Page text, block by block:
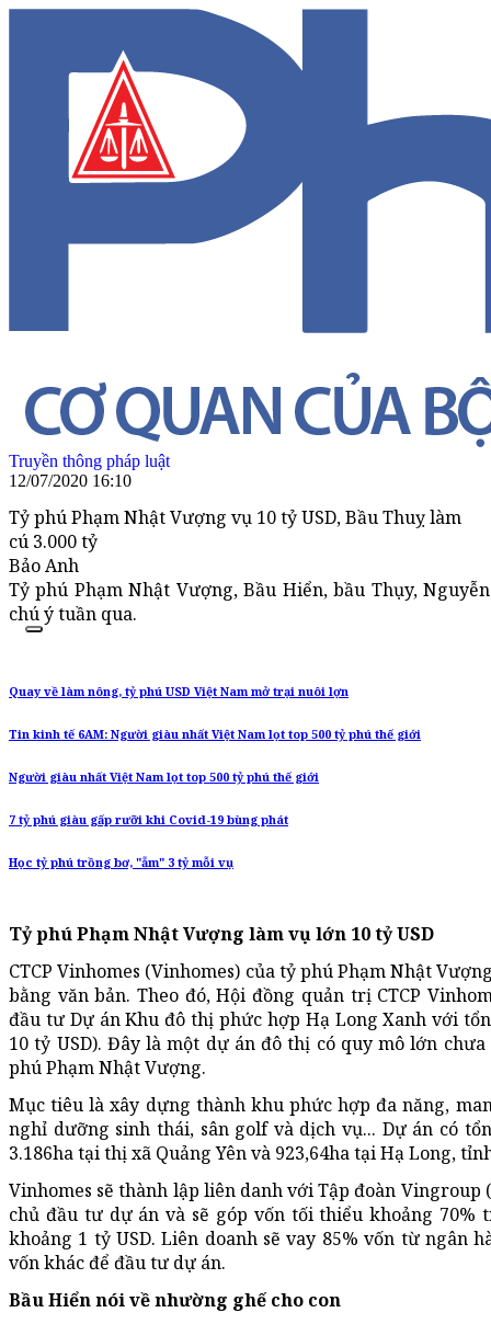
Truyền thông pháp luật
12/07/2020 16:10
Tỷ phú Phạm Nhật Vượng vụ 10 tỷ USD, Bầu Thuỵ làm
cú 3.000 tỷ
Bảo Anh
Tỷ phú Phạm Nhật Vượng, Bầu Hiển, bầu Thụy,
chú ý tuần qua.
Quay về làm nông, tỷ phú USD Việt Nam mở trại nuôi lợn
Tin kinh tế 6AM: Người giàu nhất Việt Nam lọt top 500 tỷ phú thế giới
Người giàu nhất Việt Nam lọt top 500 tỷ phú thế giới
7 tỷ phú giàu gấp rưỡi khi Covid-19 bùng phát
Học tỷ phú trồng bơ, "ẵm" 3 tỷ mỗi vụ
Tỷ phú Phạm Nhật Vượng làm vụ lớn 10 tỷ USD
CTCP Vinhomes (Vinhomes) của tỷ phú Phạm Nhật
bằng văn bản. Theo đó, Hội đồng quản trị CTCP
đầu tư Dự án Khu đô thị phức hợp Hạ Long Xanh với
10 tỷ USD). Đây là một dự án đô thị có quy mô lớn
phú Phạm Nhật Vượng.
Mục tiêu là xây dựng thành khu phức hợp đa năng,
nghỉ dưỡng sinh thái, sân golf và dịch vụ... Dự án có
3.186ha tại thị xã Quảng Yên và 923,64ha tại Hạ Long,
Vinhomes sẽ thành lập liên danh với Tập đoàn Vingroup
chủ đầu tư dự án và sẽ góp vốn tối thiểu khoảng
khoảng 1 tỷ USD. Liên doanh sẽ vay 85% vốn từ ngân
vốn khác để đầu tư dự án.
Bầu Hiển nói về nhường ghế cho con